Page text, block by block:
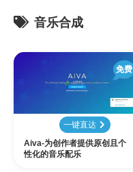
音乐合成
免费
一键直达
Aiva-为创作者提供原创且个
性化的音乐配乐